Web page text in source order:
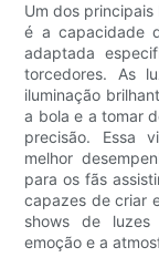
Um dos
é a capacidade
adaptada
torcedores. As
iluminação
a bola e a tomar
precisão. Essa
melhor
para os fãs
capazes de criar
shows de luzes
emoção e a